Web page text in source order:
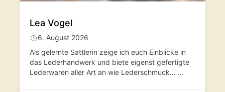
Lea Vogel
6. August 2026
Als gelernte Sattlerin zeige ich euch Einblicke in
das Lederhandwerk und biete eigenst gefertigte
Lederwaren aller Art an wie Lederschmuck… ...